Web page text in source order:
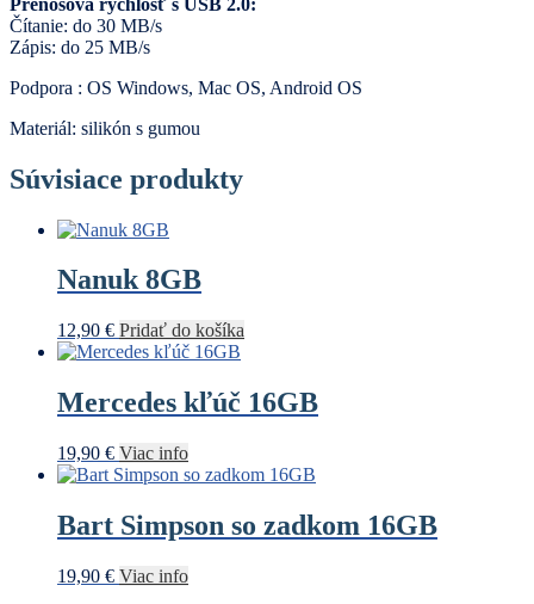
Čítanie: do 30 MB/s
Zápis: do 25 MB/s
Podpora : OS Windows, Mac OS, Android OS
Materiál: silikón s gumou
Súvisiace produkty
Nanuk 8GB
12,90 € Pridať do košíka
Mercedes kľúč 16GB
19,90 € Viac info
Bart Simpson so zadkom 16GB
19,90 € Viac info